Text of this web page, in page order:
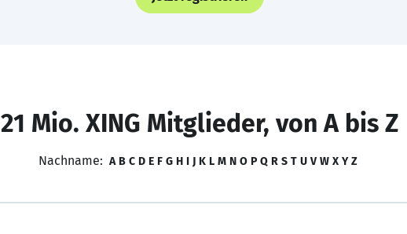
21 Mio. XING Mitglieder, von A bis Z
Nachname: A B C D E F G H I J K L M N O P Q R S T U V W X Y Z